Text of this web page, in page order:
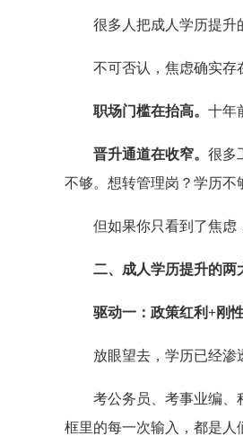
很多人把成人学历提升
不可否认，焦虑确实存
职场门槛在抬高。 十年
晋升通道在收窄。 很多
不够。想转管理岗？学历不
但如果你只看到了焦
二、成人学历提升的两
驱动一：政策红利+刚
放眼望去，学历已经渗
考公务员、考事业编
框里的每一次输入，都是人